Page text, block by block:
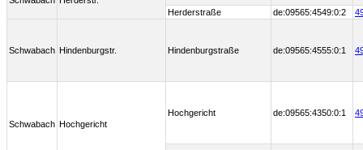
Herderstraße
de:09565:4549:0:2
Schwabach Hindenburgstr. Hindenburgstraße de:09565:4555:0:1
Schwabach Hochgericht
Hochgericht de:09565:4350:0:1